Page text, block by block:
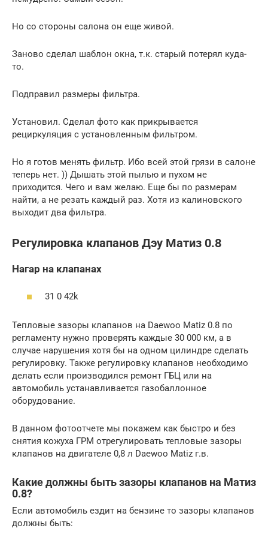
Но со стороны салона он еще живой.
Заново сделал шаблон окна, т.к. старый потерял куда-
то.
Подправил размеры фильтра.
Установил. Сделал фото как прикрывается
рециркуляция с установленным фильтром.
Но я готов менять фильтр. Ибо всей этой грязи в салоне
теперь нет. )) Дышать этой пылью и пухом не
приходится. Чего и вам желаю. Еще бы по размерам
найти, а не резать каждый раз. Хотя из калиновского
выходит два фильтра.
Регулировка клапанов Дэу Матиз 0.8
Нагар на клапанах
31 0 42k
Тепловые зазоры клапанов на Daewoo Matiz 0.8 по
регламенту нужно проверять каждые 30 000 км, а в
случае нарушения хотя бы на одном цилиндре сделать
регулировку. Также регулировку клапанов необходимо
делать если производился ремонт ГБЦ или на
автомобиль устанавливается газобаллонное
оборудование.
В данном фотоотчете мы покажем как быстро и без
снятия кожуха ГРМ отрегулировать тепловые зазоры
клапанов на двигателе 0,8 л Daewoo Matiz г.в.
Какие должны быть зазоры клапанов на Матиз
0.8?
Если автомобиль ездит на бензине то зазоры клапанов
должны быть: